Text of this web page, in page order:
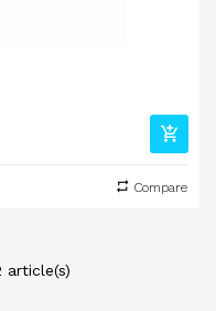
Compare
article(s)